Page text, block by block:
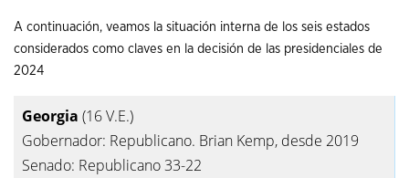
A continuación, veamos la situación interna de los seis estados
considerados como claves en la decisión de las presidenciales de
2024
Georgia (16 V.E.)
Gobernador: Republicano. Brian Kemp, desde 2019
Senado: Republicano 33-22